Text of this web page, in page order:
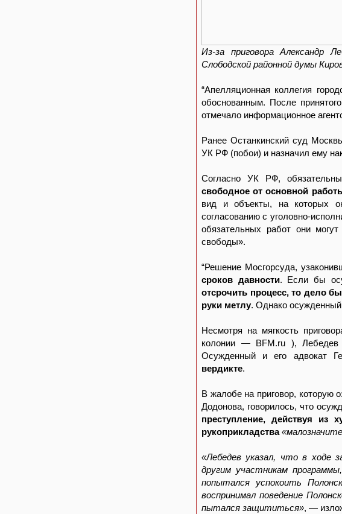
Из-за приговора Александр
Слободской районной думы
“Апелляционная коллегия
обоснованным. После
отмечало информационное
Ранее Останкинский суд
УК РФ (побои) и назначил ему
Согласно УК РФ,
свободное от основной
вид и объекты, на которых
согласованию с уголовно-
обязательных работ они
свободы».
“Решение Мосгорсуда,
сроков давности. Если бы
отсрочить процесс, то дело
руки метлу. Однако осужденный
Несмотря на мягкость
колонии — BFM.ru ), Лебедев
Осужденный и его адвокат
вердикте.
В жалобе на приговор, которую
Додонова, говорилось, что
преступление, действуя из
рукоприкладства
«Лебедев указал, что в ходе
другим участникам
попытался успокоить
воспринимал поведение
пытался защититься», —